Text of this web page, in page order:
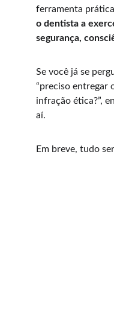
ferramenta
o dentista a
segurança,
Se você já se
“preciso entregar
infração ética?”,
aí.
Em breve, tudo